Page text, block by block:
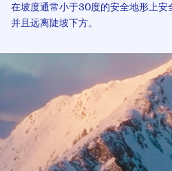
在坡度通常小于30度的安全地形上安
并且远离陡坡下方。